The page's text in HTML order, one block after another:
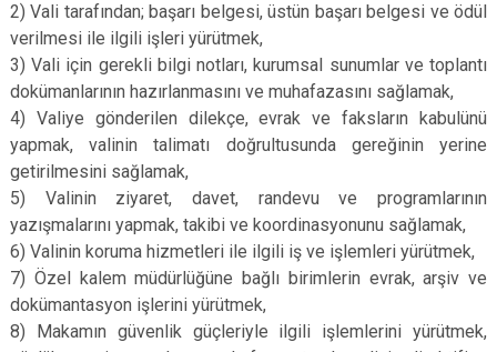
2) Vali tarafından; başarı belgesi, üstün başarı belgesi ve ödül
verilmesi ile ilgili işleri yürütmek,
3) Vali için gerekli bilgi notları, kurumsal sunumlar ve toplantı
dokümanlarının hazırlanmasını ve muhafazasını sağlamak,
4) Valiye gönderilen dilekçe, evrak ve faksların kabulünü
yapmak, valinin talimatı doğrultusunda gereğinin yerine
getirilmesini sağlamak,
5) Valinin ziyaret, davet, randevu ve programlarının
yazışmalarını yapmak, takibi ve koordinasyonunu sağlamak,
6) Valinin koruma hizmetleri ile ilgili iş ve işlemleri yürütmek,
7) Özel kalem müdürlüğüne bağlı birimlerin evrak, arşiv ve
dokümantasyon işlerini yürütmek,
8) Makamın güvenlik güçleriyle ilgili işlemlerini yürütmek,